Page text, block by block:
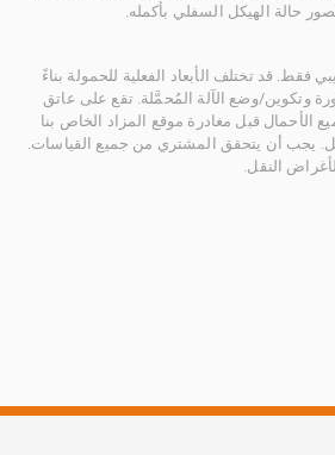
حالة الهيكل السفلي بأكمله.
فقط. قد تختلف الأبعاد الفعلية للحمولة بناءً
وتكوين/وضع الآلة المُحمَّلة. تقع على عاتق
الأحمال قبل مغادرة موقع المزاد الخاص بنا
يجب أن يتحقق المشتري من جميع القياسات.
النقل.